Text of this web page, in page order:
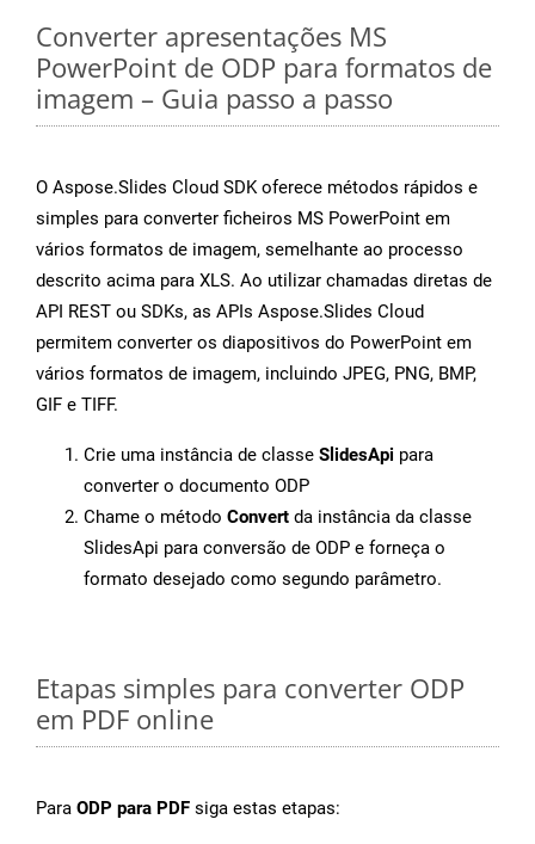
Converter apresentações MS
PowerPoint de ODP para formatos de
imagem – Guia passo a passo
O Aspose.Slides Cloud SDK oferece métodos rápidos e
simples para converter ficheiros MS PowerPoint em
vários formatos de imagem, semelhante ao processo
descrito acima para XLS. Ao utilizar chamadas diretas de
API REST ou SDKs, as APIs Aspose.Slides Cloud
permitem converter os diapositivos do PowerPoint em
vários formatos de imagem, incluindo JPEG, PNG, BMP,
GIF e TIFF.
Crie uma instância de classe SlidesApi para
converter o documento ODP
Chame o método Convert da instância da classe
SlidesApi para conversão de ODP e forneça o
formato desejado como segundo parâmetro.
Etapas simples para converter ODP
em PDF online
Para ODP para PDF siga estas etapas: